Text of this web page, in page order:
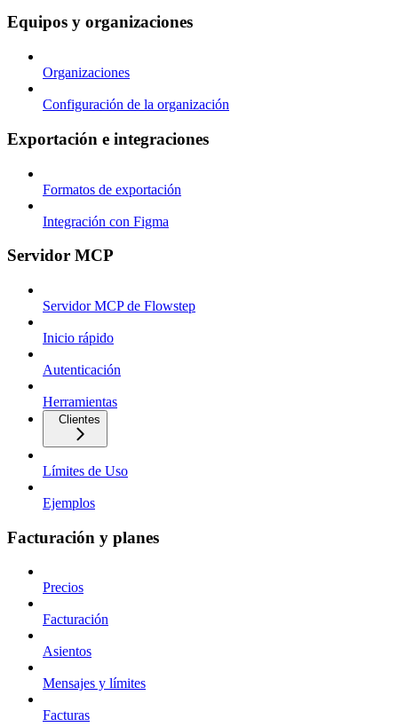
Equipos y organizaciones
Organizaciones
Configuración de la organización
Exportación e integraciones
Formatos de exportación
Integración con Figma
Servidor MCP
Servidor MCP de Flowstep
Inicio rápido
Autenticación
Herramientas
Clientes
Límites de Uso
Ejemplos
Facturación y planes
Precios
Facturación
Asientos
Mensajes y límites
Facturas